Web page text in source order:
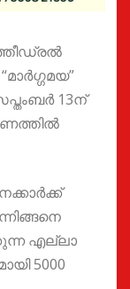
13ന്
എല്ലാ
5000